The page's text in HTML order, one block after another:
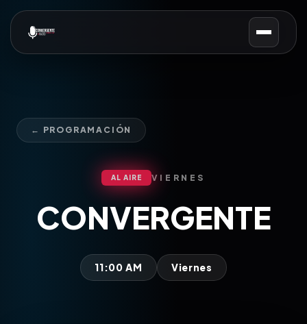
← PROGRAMACIÓN
AL AIRE VIERNES
CONVERGENTE
11:00 AM Viernes